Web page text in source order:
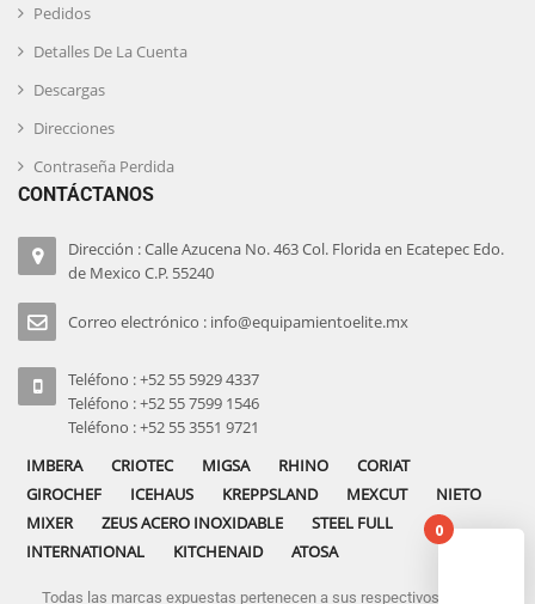
Pedidos
Detalles De La Cuenta
Descargas
Direcciones
Contraseña Perdida
CONTÁCTANOS
Dirección : Calle Azucena No. 463 Col. Florida en Ecatepec Edo.
de Mexico C.P. 55240
Correo electrónico : info@equipamientoelite.mx
Teléfono : +52 55 5929 4337
Teléfono : +52 55 7599 1546
Teléfono : +52 55 3551 9721
IMBERA
CRIOTEC MIGSA RHINO
CORIAT
GIROCHEF
ICEHAUS KREPPSLAND MEXCUT
NIETO
MIXER
ZEUS ACERO INOXIDABLE
STEEL FULL
INTERNATIONAL
KITCHENAID ATOSA
Todas las marcas expuestas pertenecen a sus respectivos dueños
0